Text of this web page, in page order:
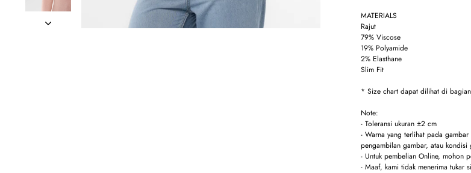
MATERIALS
Rajut
79% Viscose
19% Polyamide
2% Elasthane
Slim Fit
* Size chart dapat dilihat di
Note:
- Toleransi ukuran ±2 cm
- Warna yang terlihat pada
pengambilan gambar, atau
- Untuk pembelian Online, mohon
- Maaf, kami tidak menerima tukar